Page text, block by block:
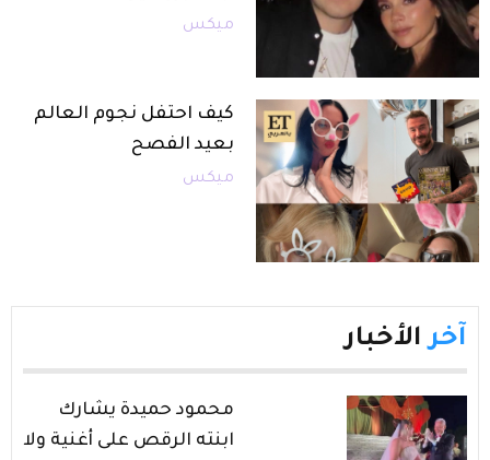
ميكس
كيف احتفل نجوم العالم
بعيد الفصح
ميكس
آخر الأخبار
محمود حميدة يشارك
ابنته الرقص على أغنية ولا